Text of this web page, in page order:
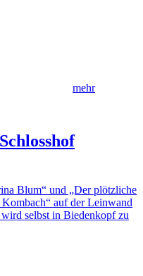
mehr
Blum“ und „Der plötzliche
auf der Leinwand
selbst in Biedenkopf zu